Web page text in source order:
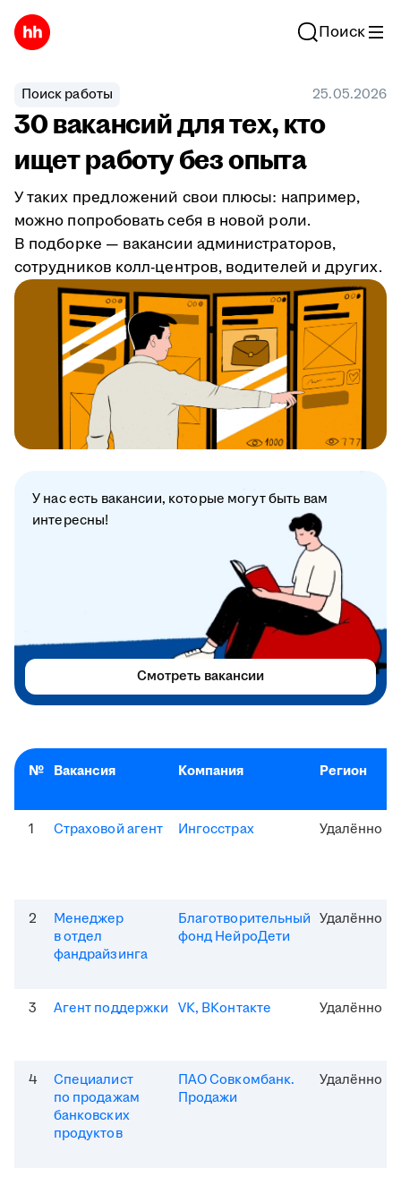
Поиск
Поиск работы 25.05.2026
30 вакансий для тех, кто
ищет работу без опыта
У таких предложений свои плюсы: например,
можно попробовать себя в новой роли.
В подборке — вакансии администраторов,
сотрудников колл-центров, водителей и других.
№ Вакансия Компания Регион
1 Страховой агент Ингосстрах Удалённо
2
Менеджер
в отдел
фандрайзинга
Благотворительный
фонд НейроДети
Удалённо
3 Агент поддержки VK, ВКонтакте Удалённо
4
Специалист
по продажам
банковских
продуктов
ПАО Совкомбанк.
Продажи
Удалённо
У нас есть вакансии, которые могут быть вам
интересны!
Смотреть вакансии